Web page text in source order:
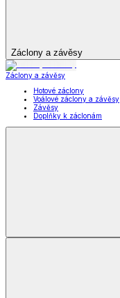
Záclony a závěsy
Záclony a závěsy
Hotové záclony
Voálové záclony a závěsy
Závěsy
Doplňky k záclonám